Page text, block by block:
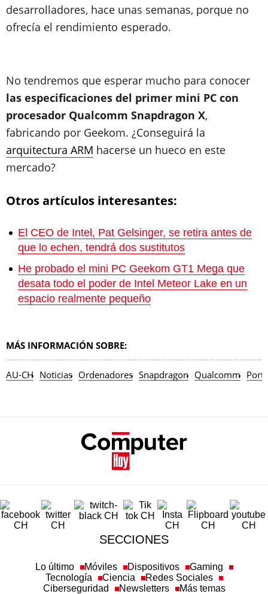
desarrolladores, hace unas semanas, porque no
ofrecía el rendimiento esperado.
No tendremos que esperar mucho para conocer
las especificaciones del primer mini PC con
procesador Qualcomm Snapdragon X,
fabricando por Geekom. ¿Conseguirá la
arquitectura ARM hacerse un hueco en este
mercado?
Otros artículos interesantes:
El CEO de Intel, Pat Gelsinger, se retira antes de
que lo echen, tendrá dos sustitutos
He probado el mini PC Geekom GT1 Mega que
desata todo el poder de Intel Meteor Lake en un
espacio realmente pequeño
MÁS INFORMACIÓN SOBRE:
AU-CH Noticias Ordenadores Snapdragon Qualcomm
SECCIONES
Lo último Móviles Dispositivos
Gaming
Tecnología
Ciencia
Redes Sociales
Ciberseguridad
Newsletters Más temas